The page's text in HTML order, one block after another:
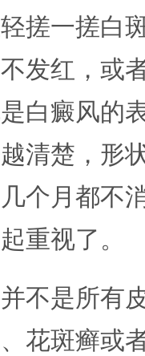
搓一搓白
发红，或
白癜风的
清楚，形
个月都不
重视了。
不是所有
花斑癣或